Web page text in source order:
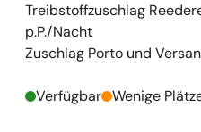
Treibstoffzuschlag
p.P./Nacht
Zuschlag Porto und
Verfügbar Wenige